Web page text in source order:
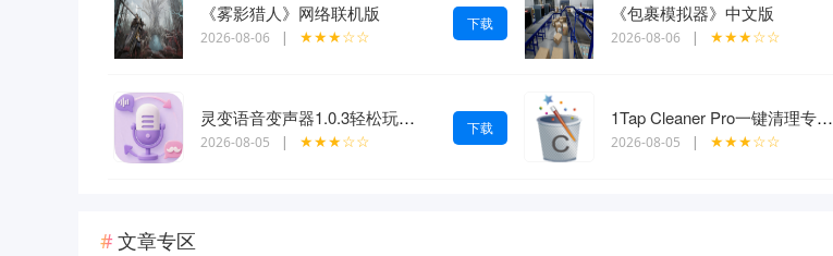
《雾影猎人》网络联机版
2026-08-06 | ★★★☆☆
下载 《包裹模拟器》中文版
2026-08-06 | ★★★☆☆
灵变语音变声器1.0.3轻松玩转百变声线一键变声
2026-08-05 | ★★★☆☆
下载 1Tap Cleaner Pro一键清理专家v5.12 专业版
2026-08-05 | ★★★☆☆
文章专区